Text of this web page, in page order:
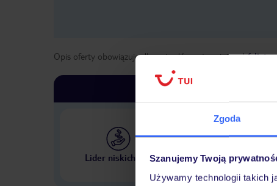
Zgoda
Szanujemy Twoją
Używamy technologii takich
Opis oferty obowiązuje dla wyjazdów w terminie od 6
Lider niskich cen
Największe biuro
w Polsce